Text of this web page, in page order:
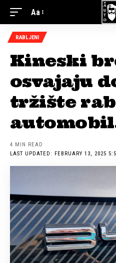
Aa
RABLJENI
Kineski
osvajaju
tržište
LAST UPDATED: FEBRUARY 13, 2025
4 MIN READ